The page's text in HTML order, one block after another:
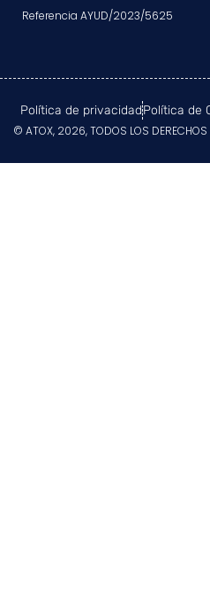
Referencia AYUD/2023/5625
© ATOX, 2026, TODOS LOS DERECHOS
Política de privacidadPolítica de